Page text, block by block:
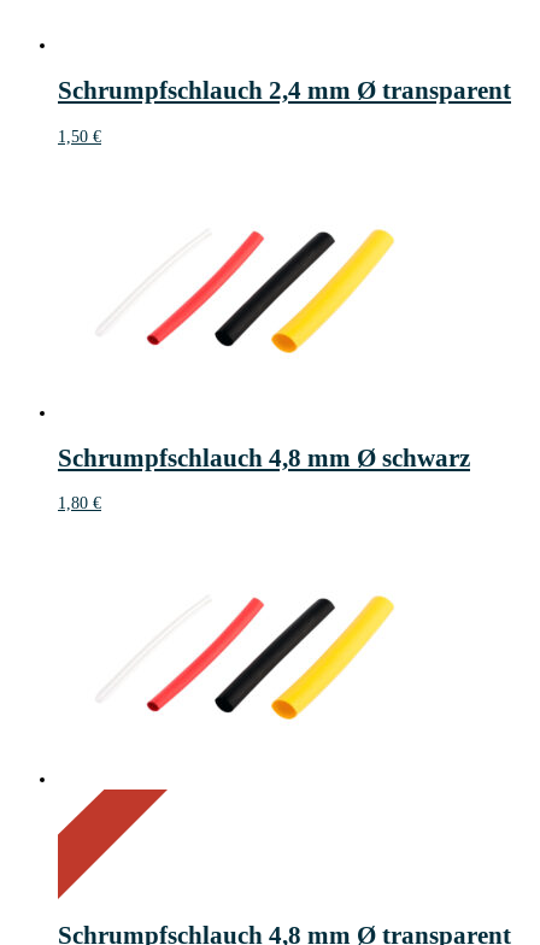
Schrumpfschlauch 2,4 mm Ø transparent
1,50 €
Schrumpfschlauch 4,8 mm Ø schwarz
1,80 €
On Sale
€
Schrumpfschlauch 4,8 mm Ø transparent